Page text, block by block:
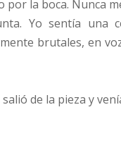
por la boca. Nunca
Yo sentía una
brutales, en
de la pieza y